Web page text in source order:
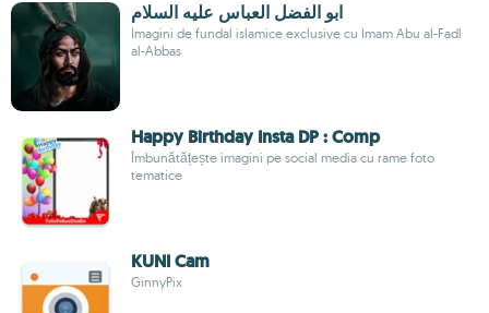
ابو الفضل العباس عليه السلام
Imagini de fundal islamice exclusive cu Imam Abu al-Fadl
al-Abbas
Happy Birthday Insta DP : Comp
Îmbunătățește imagini pe social media cu rame foto
tematice
KUNI Cam
GinnyPix